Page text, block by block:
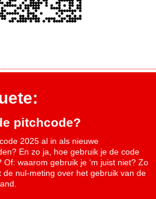
pitchcode?
2025 al in als nieuwe
En zo ja, hoe gebruik je de code
waarom gebruik je ‘m juist niet? Zo
nul-meting over het gebruik van de